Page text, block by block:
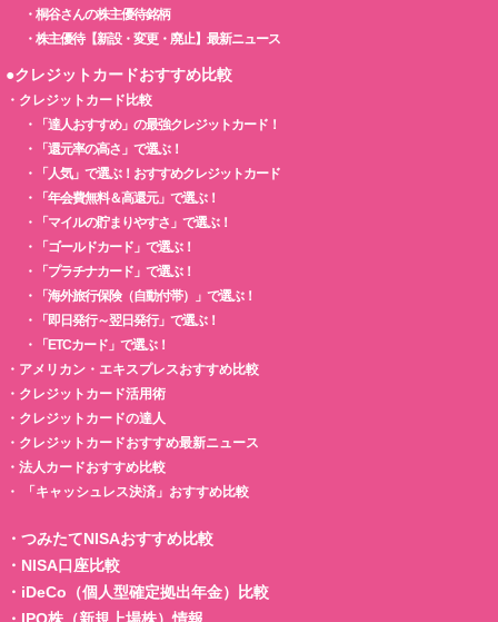
・ 桐谷さんの株主優待銘柄
・ 株主優待【新設・変更・廃止】最新ニュース
●クレジットカードおすすめ比較
・ クレジットカード比較
・
「達人おすすめ」の最強クレジットカード！
・
「還元率の高さ」で選ぶ！
・
「人気」で選ぶ！おすすめクレジットカード
・
「年会費無料＆高還元」で選ぶ！
・
「マイルの貯まりやすさ」で選ぶ！
・
「ゴールドカード」で選ぶ！
・
「プラチナカード」で選ぶ！
・
「海外旅行保険（自動付帯）」で選ぶ！
・
「即日発行～翌日発行」で選ぶ！
・
「ETCカード」で選ぶ！
・ アメリカン・エキスプレスおすすめ比較
・ クレジットカード活用術
・ クレジットカードの達人
・ クレジットカードおすすめ最新ニュース
・ 法人カードおすすめ比較
・
「キャッシュレス決済」おすすめ比較
・ つみたてNISAおすすめ比較
・ NISA口座比較
・ iDeCo（個人型確定拠出年金）比較